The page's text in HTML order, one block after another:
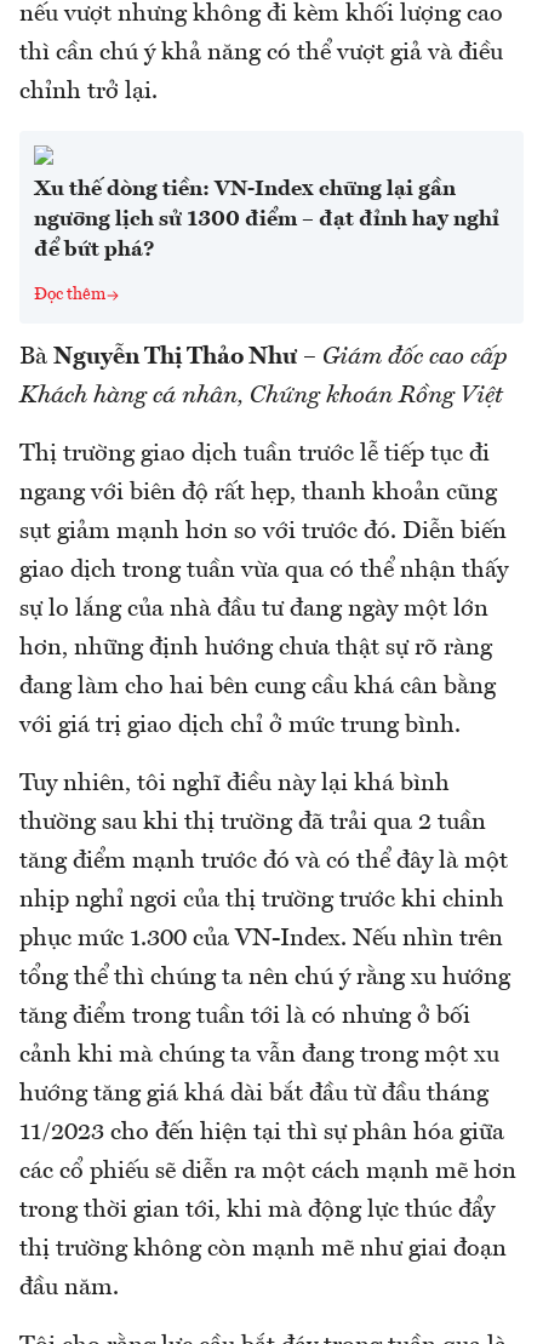
nếu vượt nhưng không đi kèm khối lượng cao
thì cần chú ý khả năng có thể vượt giả và điều
chỉnh trở lại.
Xu thế dòng tiền: VN-Index chững lại gần
ngưỡng lịch sử 1300 điểm – đạt đỉnh hay nghỉ
để bứt phá?
Đọc thêm
Bà Nguyễn Thị Thảo Như– Giám đốc cao cấp
Khách hàng cá nhân, Chứng khoán Rồng Việt
Thị trường giao dịch tuần trước lễ tiếp tục đi
ngang với biên độ rất hẹp, thanh khoản cũng
sụt giảm mạnh hơn so với trước đó. Diễn biến
giao dịch trong tuần vừa qua có thể nhận thấy
sự lo lắng của nhà đầu tư đang ngày một lớn
hơn, những định hướng chưa thật sự rõ ràng
đang làm cho hai bên cung cầu khá cân bằng
với giá trị giao dịch chỉ ở mức trung bình.
Tuy nhiên, tôi nghĩ điều này lại khá bình
thường sau khi thị trường đã trải qua 2 tuần
tăng điểm mạnh trước đó và có thể đây là một
nhịp nghỉ ngơi của thị trường trước khi chinh
phục mức 1.300 của VN-Index. Nếu nhìn trên
tổng thể thì chúng ta nên chú ý rằng xu hướng
tăng điểm trong tuần tới là có nhưng ở bối
cảnh khi mà chúng ta vẫn đang trong một xu
hướng tăng giá khá dài bắt đầu từ đầu tháng
11/2023 cho đến hiện tại thì sự phân hóa giữa
các cổ phiếu sẽ diễn ra một cách mạnh mẽ hơn
trong thời gian tới, khi mà động lực thúc đẩy
thị trường không còn mạnh mẽ như giai đoạn
đầu năm.